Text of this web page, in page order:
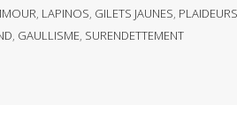
, LAPINOS, GILETS JAUNES, PLAIDEURS
, GAULLISME, SURENDETTEMENT